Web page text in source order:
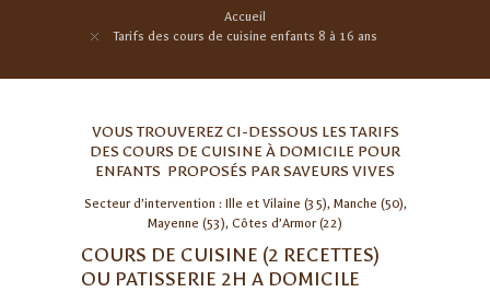
Accueil
Tarifs des cours de cuisine enfants 8 à 16 ans
VOUS TROUVEREZ CI-DESSOUS LES TARIFS
DES COURS DE CUISINE À DOMICILE POUR
ENFANTS PROPOSÉS PAR SAVEURS VIVES
Secteur d’intervention : Ille et Vilaine (35), Manche (50),
Mayenne (53), Côtes d’Armor (22)
COURS DE CUISINE (2 RECETTES)
OU PATISSERIE 2H A DOMICILE